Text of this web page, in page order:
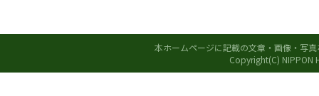
本ホームページに記載の文章・画像・写
Copyright(C) NIPPON